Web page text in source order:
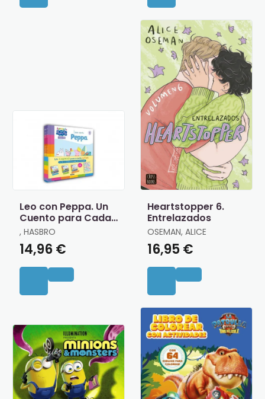
Leo con Peppa. Un
Cuento para Cada
Letra
, HASBRO
14,96 €
Heartstopper 6.
Entrelazados
OSEMAN, ALICE
16,95 €